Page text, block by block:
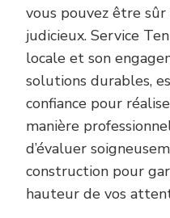
vous pouvez être
judicieux. Service
locale et son
solutions durables,
confiance pour
manière
d’évaluer
construction pour
hauteur de vos